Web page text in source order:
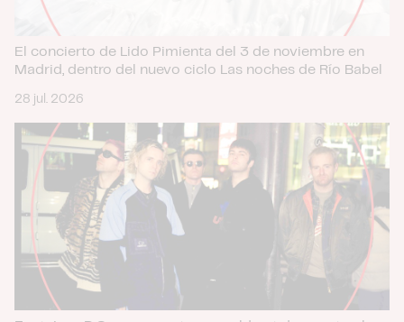
El concierto de Lido Pimienta del 3 de noviembre en
Madrid, dentro del nuevo ciclo Las noches de Río Babel
28 jul. 2026